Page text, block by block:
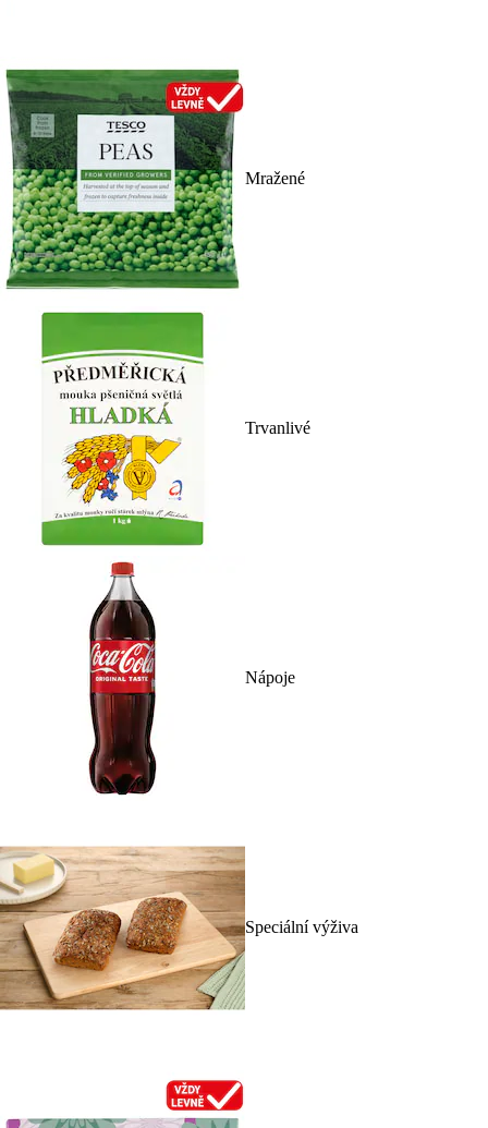
Mražené
Trvanlivé
Nápoje
Speciální výživa